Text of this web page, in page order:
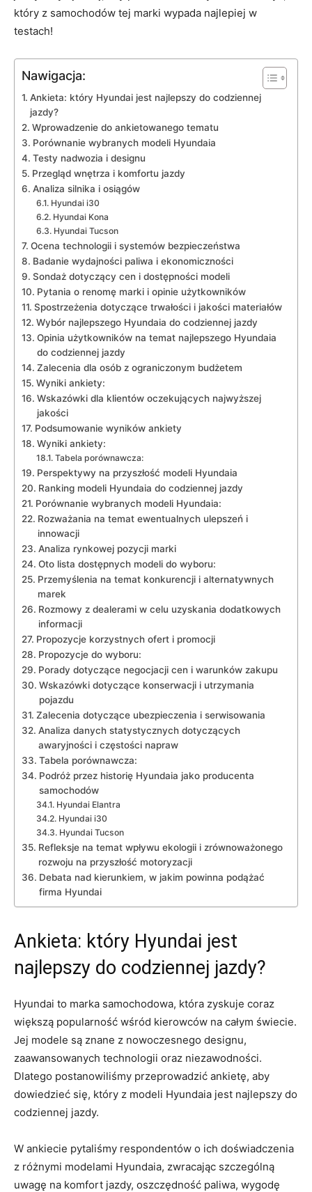
który z samochodów tej ‍marki wypada najlepiej w
testach!
Nawigacja:
Ankieta: który Hyundai jest najlepszy do codziennej
jazdy?
Wprowadzenie​ do ankietowanego tematu
Porównanie wybranych⁣ modeli Hyundaia
Testy ⁢nadwozia ⁤i designu
Przegląd wnętrza i komfortu jazdy
Analiza silnika i osiągów
Hyundai i30
Hyundai Kona
Hyundai Tucson
Ocena technologii i systemów‍ bezpieczeństwa
Badanie wydajności paliwa i ekonomiczności
Sondaż dotyczący cen i dostępności modeli
Pytania o renomę marki i​ opinie użytkowników
Spostrzeżenia dotyczące trwałości i ⁤jakości materiałów
Wybór najlepszego Hyundaia do​ codziennej jazdy
Opinia użytkowników na temat najlepszego Hyundaia‌
do codziennej jazdy
Zalecenia dla osób z ograniczonym ⁢budżetem
Wyniki ankiety:
Wskazówki dla klientów oczekujących najwyższej​
jakości
Podsumowanie wyników⁢ ankiety
Wyniki ​ankiety:
Tabela porównawcza:
Perspektywy na przyszłość modeli Hyundaia
Ranking modeli Hyundaia do codziennej jazdy
Porównanie wybranych modeli⁢ Hyundaia:
Rozważania na temat ewentualnych ulepszeń i
innowacji
Analiza rynkowej pozycji ⁤marki
Oto lista dostępnych modeli do wyboru:
Przemyślenia na temat konkurencji i alternatywnych
marek
Rozmowy z dealerami w celu uzyskania dodatkowych
informacji
Propozycje korzystnych ‍ofert i ​promocji
Propozycje do wyboru:
Porady dotyczące⁤ negocjacji cen i warunków zakupu
Wskazówki dotyczące konserwacji i utrzymania
pojazdu
Zalecenia dotyczące ubezpieczenia ‍i serwisowania
Analiza danych statystycznych dotyczących
awaryjności i częstości napraw
Tabela porównawcza:
Podróż przez historię Hyundaia jako producenta
samochodów
Hyundai Elantra
Hyundai i30
Hyundai Tucson
Refleksje ​na temat wpływu ekologii i zrównoważonego
rozwoju na przyszłość ‌motoryzacji
Debata‌ nad kierunkiem, ‌w jakim ‍powinna podążać
firma Hyundai
Ankieta: który Hyundai jest
najlepszy do codziennej jazdy?
Hyundai to marka samochodowa, która zyskuje coraz
większą popularność wśród kierowców na całym świecie.
Jej modele są znane z nowoczesnego designu,
zaawansowanych technologii oraz niezawodności.
Dlatego‌ postanowiliśmy przeprowadzić ankietę, aby
dowiedzieć się, który z modeli Hyundaia jest najlepszy​ do
codziennej‍ jazdy.
W ‍ankiecie pytaliśmy respondentów o ich doświadczenia
⁣z‌ różnymi modelami Hyundaia, zwracając ‌szczególną
uwagę na komfort jazdy, oszczędność paliwa, wygodę